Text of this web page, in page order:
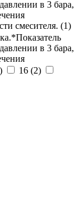
в 3 бара,
смесителя. (1)
в 3 бара,
) 16 (2)